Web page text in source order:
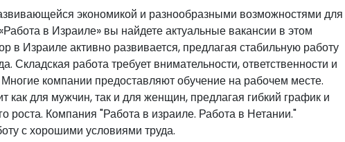
экономикой и разнообразными возможностями для
в Израиле» вы найдете актуальные вакансии в этом
в Израиле активно развивается, предлагая стабильную работу
Складская работа требует внимательности, ответственности и
компании предоставляют обучение на рабочем месте.
как для мужчин, так и для женщин, предлагая гибкий график и
роста. Компания "Работа в израиле. Работа в Нетании."
с хорошими условиями труда.